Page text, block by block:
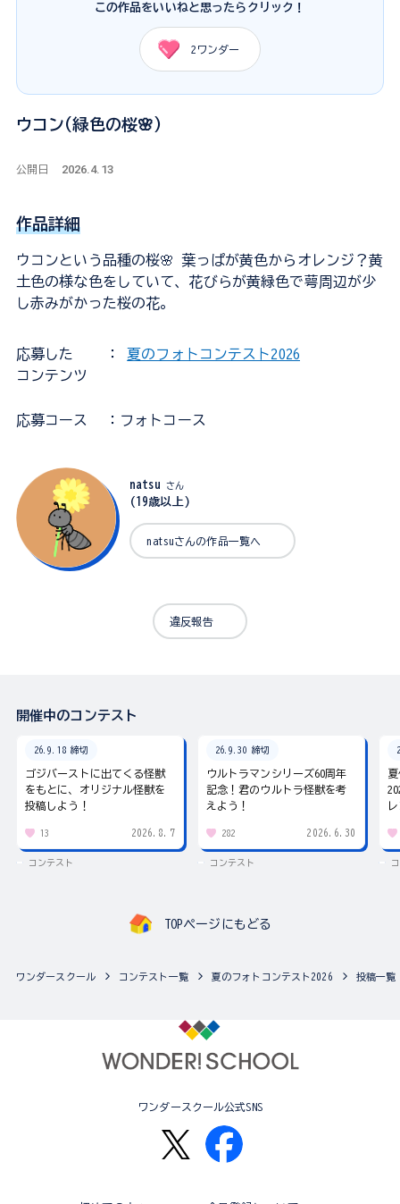
この作品をいいねと思ったらクリック！
2 ワンダー
ウコン(緑色の桜🌸)
公開日 2026.4.13
作品詳細
ウコンという品種の桜🌸 葉っぱが黄色からオレンジ？黄
土色の様な色をしていて、花びらが黄緑色で萼周辺が少
し赤みがかった桜の花。
応募した
コンテンツ
：夏のフォトコンテスト2026
応募コース ：フォトコース
natsu さん
(19歳以上)
natsuさんの作品一覧へ
違反報告
開催中のコンテスト
26.9.18 締切
ゴジバーストに出てくる怪獣
をもとに、オリジナル怪獣を
投稿しよう！
13 2026.8.7
コンテスト
26.9.30 締切
ウルトラマンシリーズ60周年
記念！君のウルトラ怪獣を考
えよう！
282 2026.6.30
コンテスト
TOPページにもどる
ワンダースクール コンテスト一覧 夏のフォトコンテスト2026 投稿一覧
ワンダースクール公式SNS